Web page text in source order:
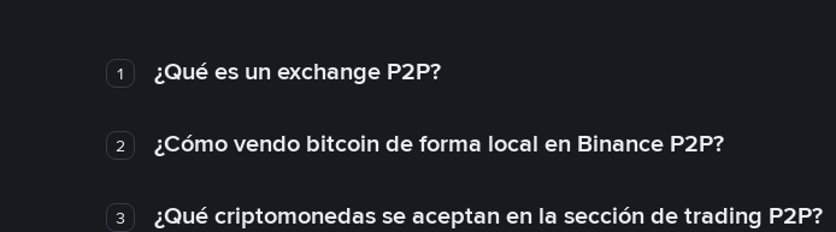
1 ¿Qué es un exchange P2P?
2 ¿Cómo vendo bitcoin de forma local en Binance P2P?
3 ¿Qué criptomonedas se aceptan en la sección de trading P2P?